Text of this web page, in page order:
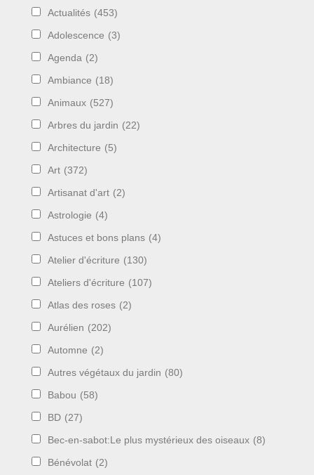
Actualités (453)
Adolescence (3)
Agenda (2)
Ambiance (18)
Animaux (527)
Arbres du jardin (22)
Architecture (5)
Art (372)
Artisanat d'art (2)
Astrologie (4)
Astuces et bons plans (4)
Atelier d'écriture (130)
Ateliers d'écriture (107)
Atlas des roses (2)
Aurélien (202)
Automne (2)
Autres végétaux du jardin (80)
Babou (58)
BD (27)
Bec-en-sabot:Le plus mystérieux des oiseaux (8)
Bénévolat (2)